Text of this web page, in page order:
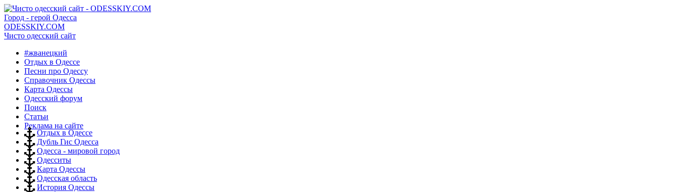
Город - герой Одесса
ODESSKIY.COM
Чисто одесский сайт
#жванецкий
Отдых в Одессе
Песни про Одессу
Справочник Одессы
Карта Одессы
Одесский форум
Поиск
Статьи
Реклама на сайте
Отдых в Одессе
Дубль Гис Одесса
Одесса - мировой город
Одесситы
Карта Одессы
Одесская область
История Одессы